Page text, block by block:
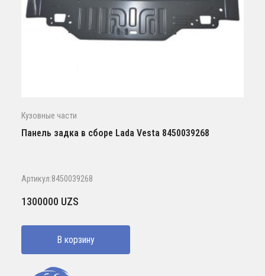
Кузовные части
Панель задка в сборе Lada Vesta 8450039268
Артикул:8450039268
1300000 UZS
В корзину